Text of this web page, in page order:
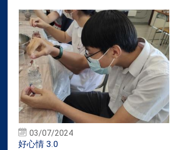
03/07/2024
好心情 3.0